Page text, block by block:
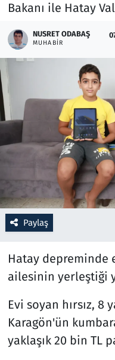
Bakanı ile Hatay
NUSRET ODABAŞ
MUHABIR
Paylaş
Hatay depreminde
ailesinin yerleştiği
Evi soyan hırsız, 8
Karagön'ün
yaklaşık 20 bin TL
Otomobil
Oyun
Resmi İlanlar
Rüya Tabirleri
Sağlık
Savunma Sanayi
Seçim 2023
Spor
Televizyon